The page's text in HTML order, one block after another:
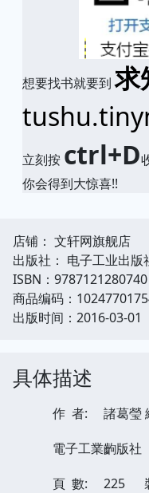
想要找书就要到求
立刻按 ctrl+D
你会得到大惊喜!!
店铺： 文轩网旗舰店
出版社： 电子工业出版
ISBN：9787121280740
商品编码：
出版时间：2016-03-01
具体描述
作 者: 諸葛瑩
電子工業齣版社
頁 數:
225